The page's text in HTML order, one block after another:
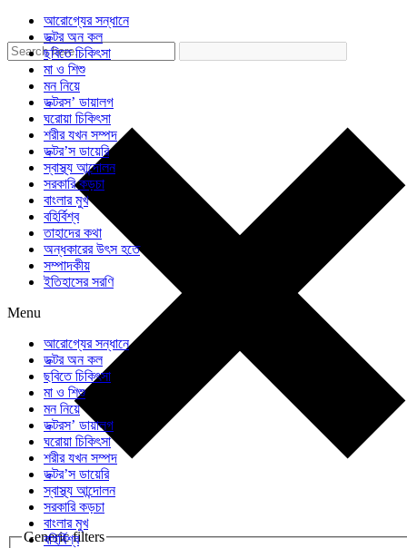
Generic filters
আরোগ্যের সন্ধানে
ডক্টর অন কল
ছবিতে চিকিৎসা
মা ও শিশু
মন নিয়ে
ডক্টরস’ ডায়ালগ
ঘরোয়া চিকিৎসা
শরীর যখন সম্পদ
ডক্টর’স ডায়েরি
স্বাস্থ্য আন্দোলন
সরকারি কড়চা
বাংলার মুখ
বহির্বিশ্ব
তাহাদের কথা
অন্ধকারের উৎস হতে
সম্পাদকীয়
ইতিহাসের সরণি
Menu
আরোগ্যের সন্ধানে
ডক্টর অন কল
ছবিতে চিকিৎসা
মা ও শিশু
মন নিয়ে
ডক্টরস’ ডায়ালগ
ঘরোয়া চিকিৎসা
শরীর যখন সম্পদ
ডক্টর’স ডায়েরি
স্বাস্থ্য আন্দোলন
সরকারি কড়চা
বাংলার মুখ
বহির্বিশ্ব